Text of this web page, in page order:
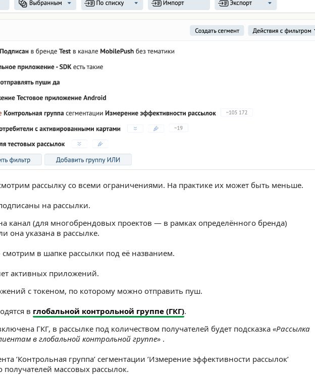
рассылку со всеми ограничениями. На практике их может быть меньше.
на рассылки.
канал (для многобрендовых проектов — в рамках определённого бренда)
она указана в рассылке.
в шапке рассылки под её названием.
активных приложений.
с токеном, по которому можно отправить пуш.
в глобальной контрольной группе (ГКГ).
ГКГ, в рассылке под количеством получателей будет подсказка «Рассылка
в глобальной контрольной группе» .
’Контрольная группа’ сегментации ’Измерение эффективности рассылок’
получателей массовых рассылок.